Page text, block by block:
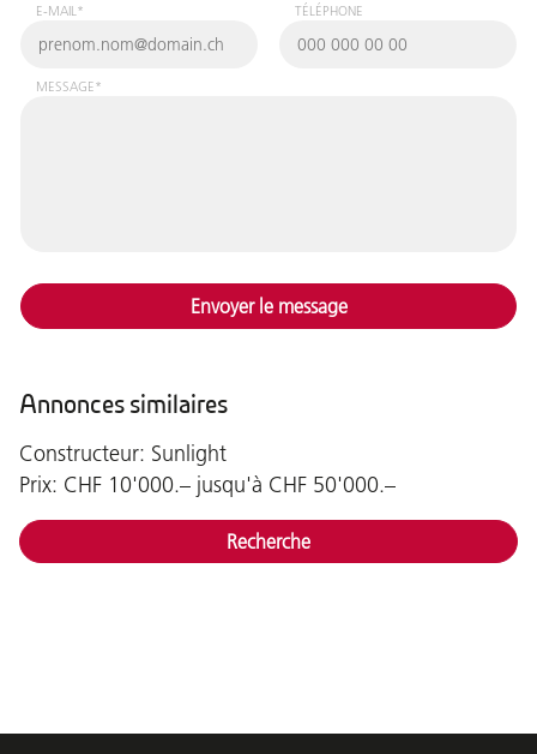
E-MAIL* TÉLÉPHONE
MESSAGE*
Envoyer le message
Annonces similaires
Constructeur: Sunlight
Prix: CHF 10'000.– jusqu'à CHF 50'000.–
Recherche